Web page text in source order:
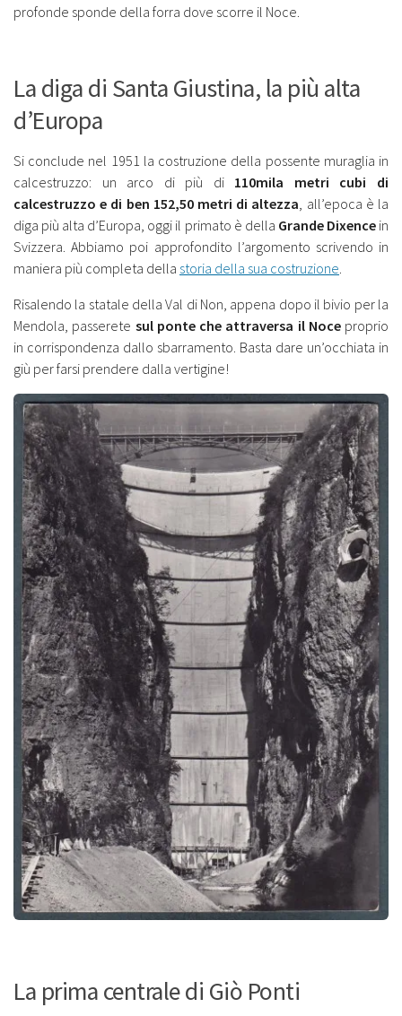
profonde sponde della forra dove scorre il Noce.
La diga di Santa Giustina, la più alta
d’Europa
Si conclude nel 1951 la costruzione della possente muraglia in
calcestruzzo: un arco di più di 110mila metri cubi di
calcestruzzo e di ben 152,50 metri di altezza , all’epoca è la
diga più alta d’Europa, oggi il primato è della Grande Dixencein
Svizzera. Abbiamo poi approfondito l’argomento scrivendo in
maniera più completa della storia della sua costruzione
Risalendo la statale della Val di Non, appena dopo il bivio per la
Mendola, passerete sul ponte che attraversa il Noceproprio
in corrispondenza dallo sbarramento. Basta dare un’occhiata in
giù per farsi prendere dalla vertigine!
La prima centrale di Giò Ponti